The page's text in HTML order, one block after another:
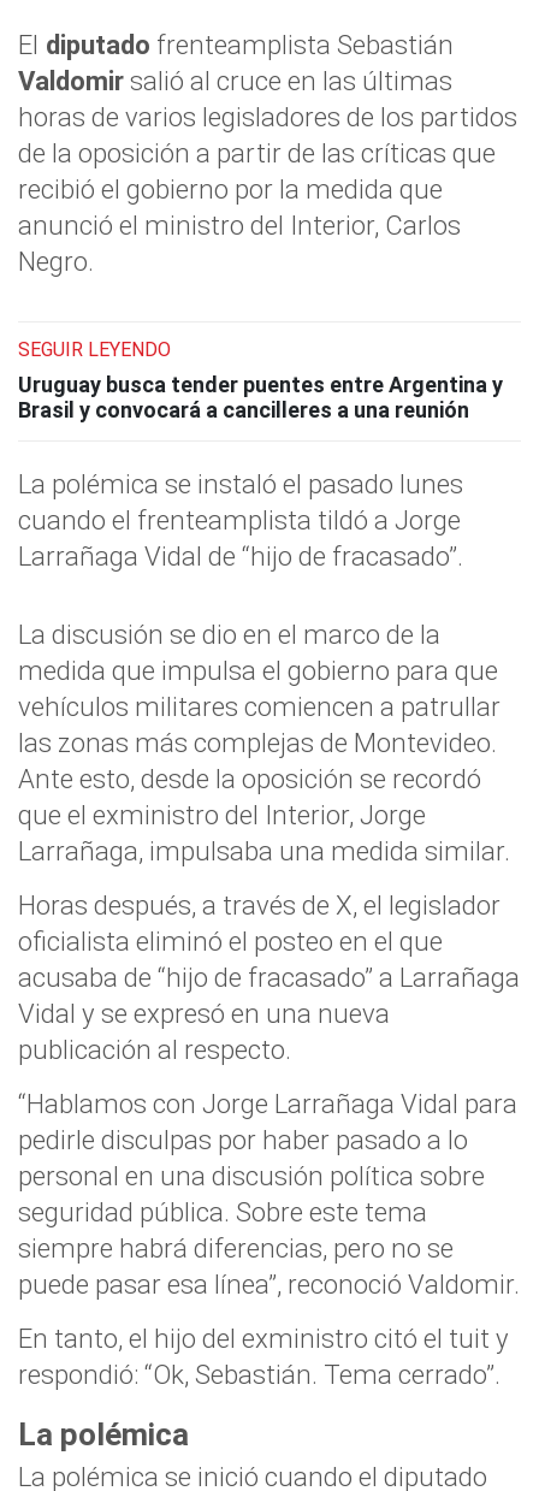
El diputado frenteamplista Sebastián
Valdomirsalió al cruce en las últimas
horas de varios legisladores de los partidos
de la oposición a partir de las críticas que
recibió el gobierno por la medida que
anunció el ministro del Interior, Carlos
Negro.
SEGUIR LEYENDO
Uruguay busca tender puentes entre Argentina y
Brasil y convocará a cancilleres a una reunión
La polémica se instaló el pasado lunes
cuando el frenteamplista tildó a Jorge
Larrañaga Vidal de “hijo de fracasado”.
La discusión se dio en el marco de la
medida que impulsa el gobierno para que
vehículos militares comiencen a patrullar
las zonas más complejas de Montevideo.
Ante esto, desde la oposición se recordó
que el exministro del Interior, Jorge
Larrañaga, impulsaba una medida similar.
Horas después, a través de X, el legislador
oficialista eliminó el posteo en el que
acusaba de “hijo de fracasado” a Larrañaga
Vidal y se expresó en una nueva
publicación al respecto.
“Hablamos con Jorge Larrañaga Vidal para
pedirle disculpas por haber pasado a lo
personal en una discusión política sobre
seguridad pública. Sobre este tema
siempre habrá diferencias, pero no se
puede pasar esa línea”, reconoció Valdomir.
En tanto, el hijo del exministro citó el tuit y
respondió: “Ok, Sebastián. Tema cerrado”.
La polémica
La polémica se inició cuando el diputado